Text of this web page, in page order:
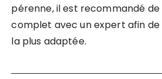
pérenne, il est recommandé de
complet avec un expert afin
la plus adaptée.